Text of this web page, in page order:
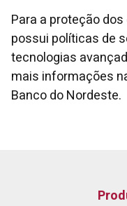
Para a proteção
possui políticas de
tecnologias
mais informações
Banco do Nordeste.